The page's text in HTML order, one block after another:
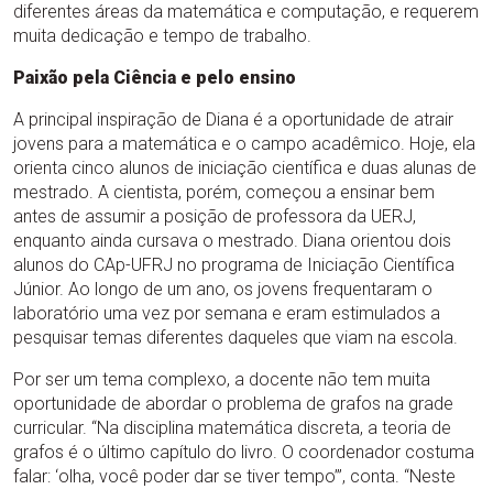
diferentes áreas da matemática e computação, e requerem
muita dedicação e tempo de trabalho.
Paixão pela Ciência e pelo ensino
A principal inspiração de Diana é a oportunidade de atrair
jovens para a matemática e o campo acadêmico. Hoje, ela
orienta cinco alunos de iniciação científica e duas alunas de
mestrado. A cientista, porém, começou a ensinar bem
antes de assumir a posição de professora da UERJ,
enquanto ainda cursava o mestrado. Diana orientou dois
alunos do CAp-UFRJ no programa de Iniciação Científica
Júnior. Ao longo de um ano, os jovens frequentaram o
laboratório uma vez por semana e eram estimulados a
pesquisar temas diferentes daqueles que viam na escola.
Por ser um tema complexo, a docente não tem muita
oportunidade de abordar o problema de grafos na grade
curricular. “Na disciplina matemática discreta, a teoria de
grafos é o último capítulo do livro. O coordenador costuma
falar: ‘olha, você poder dar se tiver tempo’”, conta. “Neste